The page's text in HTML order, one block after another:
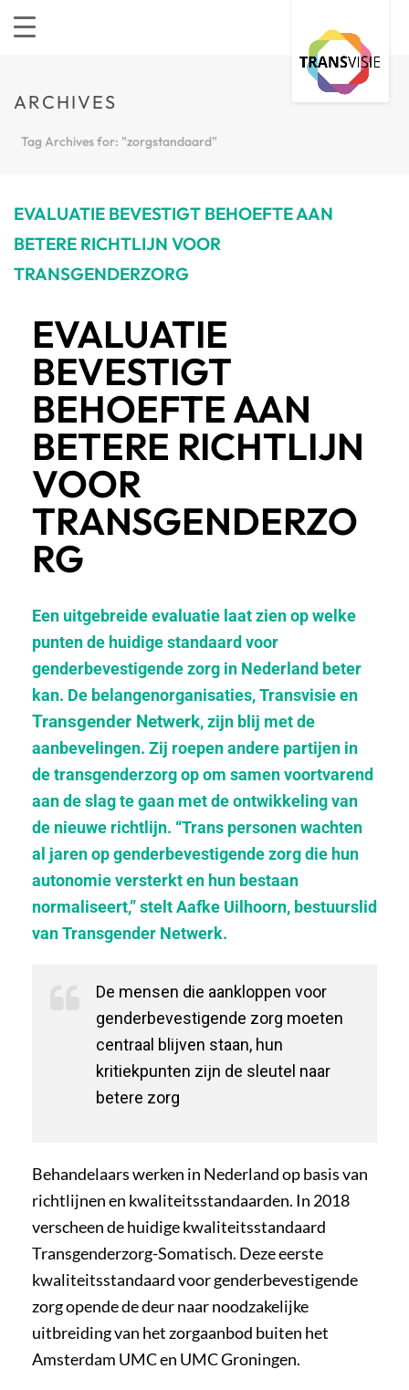
ARCHIVES
Tag Archives for: "zorgstandaard"
EVALUATIE BEVESTIGT BEHOEFTE AAN
BETERE RICHTLIJN VOOR
TRANSGENDERZORG
EVALUATIE
BEVESTIGT
BEHOEFTE AAN
BETERE RICHTLIJN
VOOR
TRANSGENDERZO
RG
Een uitgebreide evaluatie laat zien op welke
punten de huidige standaard voor
genderbevestigende zorg in Nederland beter
kan. De belangenorganisaties, Transvisie en
Transgender Netwerk, zijn blij met de
aanbevelingen. Zij roepen andere partijen in
de transgenderzorg op om samen voortvarend
aan de slag te gaan met de ontwikkeling van
de nieuwe richtlijn. “Trans personen wachten
al jaren op genderbevestigende zorg die hun
autonomie versterkt en hun bestaan
normaliseert,” stelt Aafke Uilhoorn, bestuurslid
van Transgender Netwerk.
De mensen die aankloppen voor
genderbevestigende zorg moeten
centraal blijven staan, hun
kritiekpunten zijn de sleutel naar
betere zorg
Behandelaars werken in Nederland op basis van
richtlijnen en kwaliteitsstandaarden. In 2018
verscheen de huidige kwaliteitsstandaard
Transgenderzorg-Somatisch. Deze eerste
kwaliteitsstandaard voor genderbevestigende
zorg opende de deur naar noodzakelijke
uitbreiding van het zorgaanbod buiten het
Amsterdam UMC en UMC Groningen.